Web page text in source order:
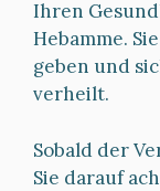
Ihren
Hebamme.
geben und
verheilt.
Sobald der
Sie darauf